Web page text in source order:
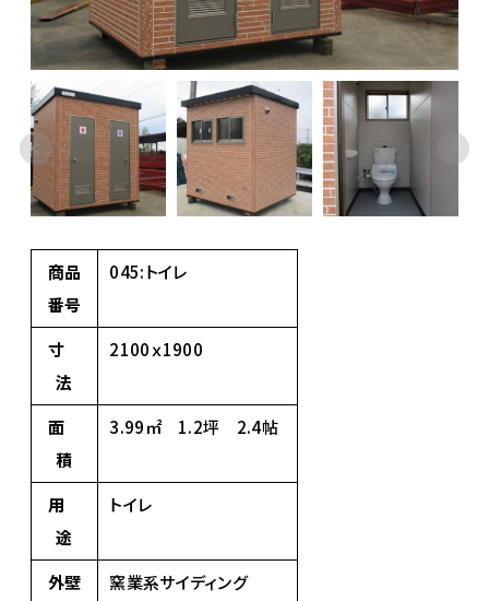
商品
番号
045:トイレ
寸
法
2100ｘ1900
面
積
3.99㎡ 1.2坪 2.4帖
用
途
トイレ
外壁
窯業系サイディング